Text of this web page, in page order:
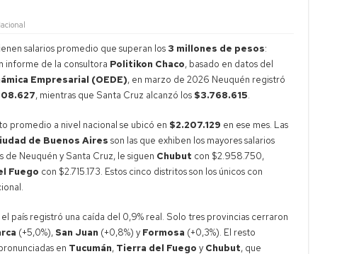
salarios promedio que superan los 3 millones de pesos:
informe de la consultora Politikon Chaco, basado en datos del
Empresarial (OEDE), en marzo de 2026 Neuquén registró
, mientras que Santa Cruz alcanzó los $3.768.615.
promedio a nivel nacional se ubicó en $2.207.129 en ese mes. Las
de Buenos Aires son las que exhiben los mayores salarios
Neuquén y Santa Cruz, le siguen Chubut con $2.958.750,
Fuego con $2.715.173. Estos cinco distritos son los únicos con
país registró una caída del 0,9% real. Solo tres provincias cerraron
(+5,0%), San Juan (+0,8%) y Formosa (+0,3%). El resto
en Tucumán, Tierra del Fuego y Chubut, que